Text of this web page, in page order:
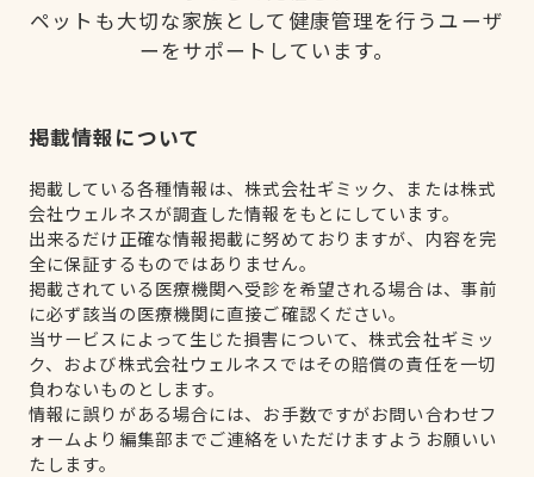
ペットも大切な家族として健康管理を行うユーザ
ーをサポートしています。
掲載情報について
掲載している各種情報は、株式会社ギミック、または株式
会社ウェルネスが調査した情報をもとにしています。
出来るだけ正確な情報掲載に努めておりますが、内容を完
全に保証するものではありません。
掲載されている医療機関へ受診を希望される場合は、事前
に必ず該当の医療機関に直接ご確認ください。
当サービスによって生じた損害について、株式会社ギミッ
ク、および株式会社ウェルネスではその賠償の責任を一切
負わないものとします。
情報に誤りがある場合には、お手数ですがお問い合わせフ
ォームより編集部までご連絡をいただけますようお願いい
たします。